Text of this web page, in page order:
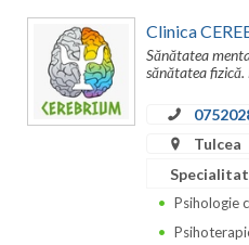
Calarasi
Caras-Severin
Cluj
Clinica
Sănătatea
sănătatea fizică.
Tulcea
Psihologie